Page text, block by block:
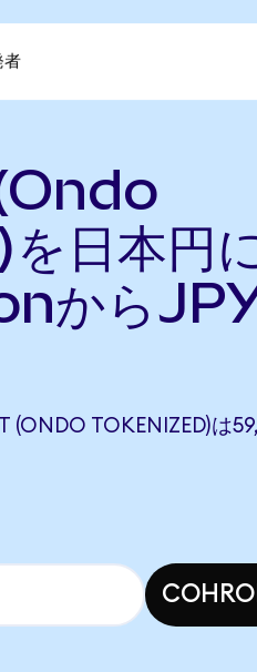
者
日本円
から
(ONDO TOKENIZED)は